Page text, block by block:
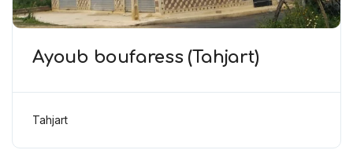
Ayoub boufaress (Tahjart)
Tahjart